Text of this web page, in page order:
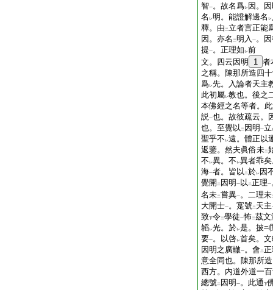
智一。故名爲レ 因。
名 レ明。能證解邊名 レ
釋。由 二 立者言正能
因。亦名 二明入 一。
提一。正理如 レ前
文。四云因明
1 者
之稱。陳那所造四
爲レ先。入論者天
此初屬レ教也。後之
本佛經之名等者。
説一也。故彼疏云。
也。至覺以 二 因明 一立
聖乎不 レ遠。體正以
返鑒。然夫眞俗未二
不 レ異。不 レ異者乖
海一者。皆以 二於レ 因
覺開 二 因明 一 以 二正理一
名未二嘗異一。二理未
大開士一。寔號二 天主
致下令二學徒一怖二茲文
韜レ光。於レ是。披
要一。以啓レ首矣。
因明之廣轍一。會二
意全同也。陳那所
西方。内道外道一
總號二 因明 一。此通下